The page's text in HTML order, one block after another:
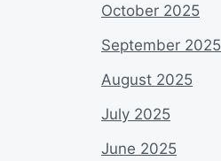
October 2025
September 2025
August 2025
July 2025
June 2025